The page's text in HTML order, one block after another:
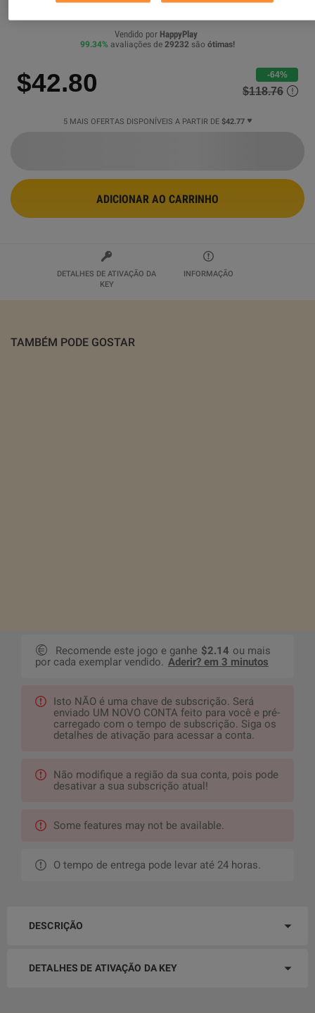
Vendido por HappyPlay
99.34% avaliações de 29232 são ótimas!
$42.80 -64%
$118.76
5 MAIS OFERTAS DISPONÍVEIS A PARTIR DE $42.77
ADICIONAR AO CARRINHO
DETALHES DE ATIVAÇÃO DA
KEY
INFORMAÇÃO
TAMBÉM PODE GOSTAR
Recomende este jogo e ganhe $2.14 ou mais
por cada exemplar vendido. Aderir? em 3 minutos
Isto NÃO é uma chave de subscrição. Será
enviado UM NOVO CONTA feito para você e pré-
carregado com o tempo de subscrição. Siga os
detalhes de ativação para acessar a conta.
Não modifique a região da sua conta, pois pode
desativar a sua subscrição atual!
Some features may not be available.
O tempo de entrega pode levar até 24 horas.
DESCRIÇÃO
DETALHES DE ATIVAÇÃO DA KEY